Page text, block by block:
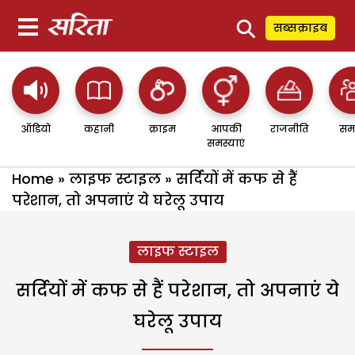
⚲ सब्सक्राइब
ऑडियो कहानी क्राइम
आपकी
समस्याएं
राजनीति
Home » लाइफ स्टाइल » सर्दियों में कफ से हैं
परेशान, तो अपनाएं ये घरेलू उपाय
लाइफ स्टाइल
सर्दियों में कफ से हैं परेशान, तो अपनाएं ये
घरेलू उपाय